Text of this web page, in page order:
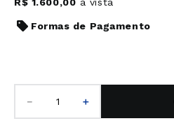
Formas de Pagamento
＋
－